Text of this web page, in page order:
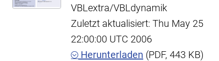
VBLextra/VBLdynamik
Zuletzt aktualisiert: Thu May 25
22:00:00 UTC 2006
Herunterladen (PDF, 443 KB)